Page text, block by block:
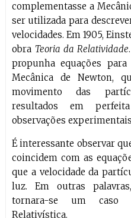
complementasse a
ser utilizada para
velocidades. Em 1905,
obra Teoria da Relatividade
propunha equações
Mecânica de Newton,
movimento das
resultados em
observações
É interessante observar
coincidem com as
que a velocidade da
luz. Em outras
tornara-se um caso
Relativística.